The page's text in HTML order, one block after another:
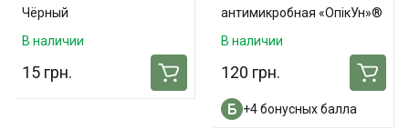
Чёрный
В наличии
15 грн.
антимикробная «ОпікУн»®
(10х10 см) №3 - 3 шт. в
В наличии
120 грн.
+4 бонусных балла